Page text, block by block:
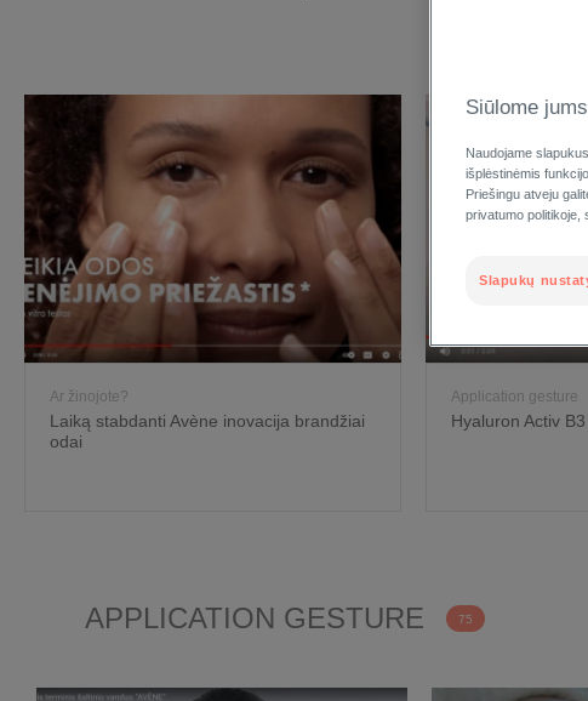
Ar žinojote?
Laiką stabdanti Avène inovacija brandžiai
odai
Application gesture
Hyaluron Activ
APPLICATION GESTURE 75
Siūlome
Naudojame
išplėstinėmis
Priešingu atveju
privatumo politikoje,
Slapukų